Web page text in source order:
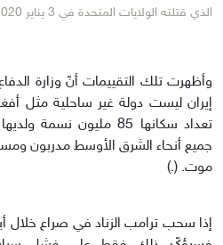
الذي قتلته الولايات المتحدة في 3 يناير 2020. الصورة: وكالة فرانس برس
وأظهرت تلك التقييمات أنّ وزارة
إيران ليست دولة غير ساحلية مثل
تعداد سكانها 85 مليون
جميع أنحاء الشرق الأوسط مدربون
موت. (.)
إذا سحب ترامب الزناد في صراع خلال